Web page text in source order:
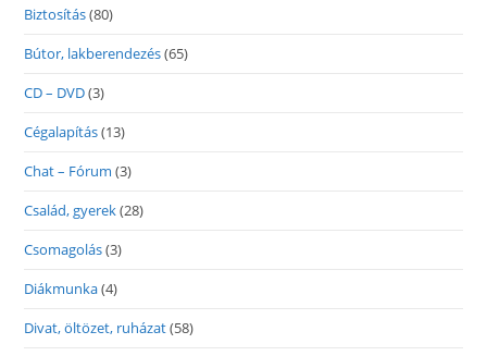
Biztosítás(80)
Bútor, lakberendezés(65)
CD – DVD(3)
Cégalapítás(13)
Chat – Fórum (3)
Család, gyerek(28)
Csomagolás(3)
Diákmunka(4)
Divat, öltözet, ruházat(58)